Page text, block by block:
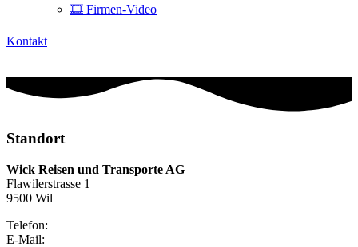
🎞 Firmen-Video
Kontakt
Standort
Wick Reisen und Transporte AG
Flawilerstrasse 1
9500 Wil
Telefon:
E-Mail: